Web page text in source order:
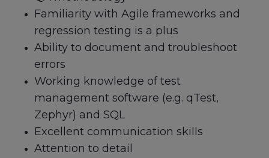
Familiarity with Agile frameworks and
regression testing is a plus
Ability to document and troubleshoot
errors
Working knowledge of test
management software (e.g. qTest,
Zephyr) and SQL
Excellent communication skills
Attention to detail